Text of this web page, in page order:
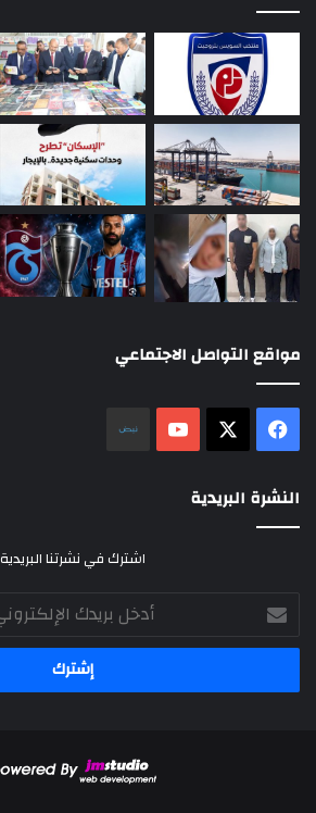
مواقع التواصل الاجتماعي
فيسبوك ‫YouTube
النشرة البريدية
اشترك في نشرتنا البريدية
أدخل
بريدك
الإلكتروني